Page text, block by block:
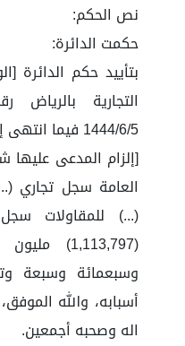
نص الحكم:
حكمت الدائرة:
بتأييد حكم الدائرة
1444/6/5 فيما انتهى إليه من قضاء بـ:
[إلزام المدعى عليها
العامة سجل تجاري
(...) للمقاولات
(1,113,797)
وسبعمائة وسبعة
أسبابه، والله
اله وصحبه أجمعين.